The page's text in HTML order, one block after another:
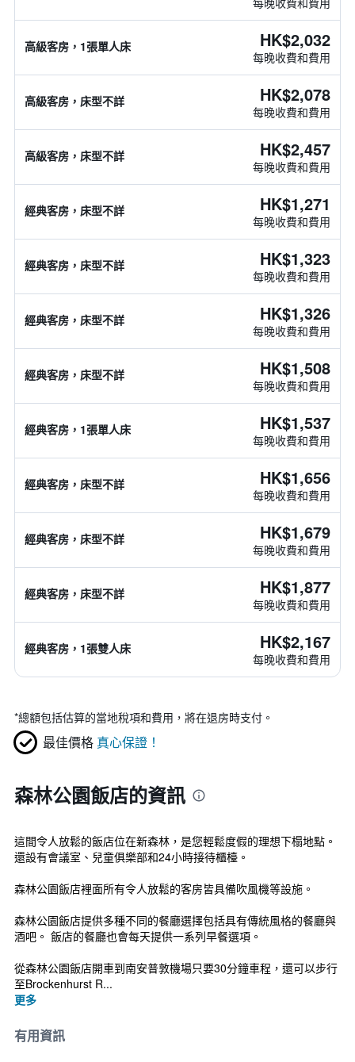
高級客房，1張單人床 HK$2,032
每晚收費和費用
高級客房，床型不詳 HK$2,078
每晚收費和費用
高級客房，床型不詳 HK$2,457
每晚收費和費用
經典客房，床型不詳 HK$1,271
每晚收費和費用
經典客房，床型不詳 HK$1,323
每晚收費和費用
經典客房，床型不詳 HK$1,326
每晚收費和費用
經典客房，床型不詳 HK$1,508
每晚收費和費用
經典客房，1張單人床 HK$1,537
每晚收費和費用
經典客房，床型不詳 HK$1,656
每晚收費和費用
經典客房，床型不詳 HK$1,679
每晚收費和費用
經典客房，床型不詳 HK$1,877
每晚收費和費用
經典客房，1張雙人床 HK$2,167
每晚收費和費用
*總額包括估算的當地稅項和費用，將在退房時支付。
最佳價格 真心保證！
森林公園飯店的資訊
這間令人放鬆的飯店位在新森林，是您輕鬆度假的理想下榻地點。
還設有會議室、兒童俱樂部和24小時接待櫃檯。
森林公園飯店裡面所有令人放鬆的客房皆具備吹風機等設施。
森林公園飯店提供多種不同的餐廳選擇包括具有傳統風格的餐廳與
酒吧。 飯店的餐廳也會每天提供一系列早餐選項。
從森林公園飯店開車到南安普敦機場只要30分鐘車程，還可以步行
至Brockenhurst R...
更多
有用資訊